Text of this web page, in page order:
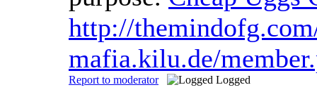
http://
mafia.kilu.de/
Report to moderator Logged